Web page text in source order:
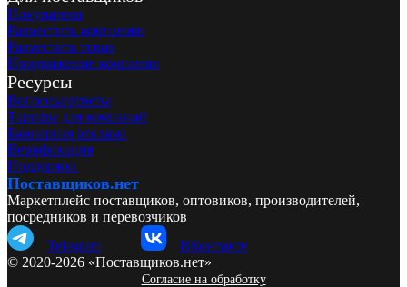
Покупатели
Разместить компанию
Разместить товар
Продвижение компании
Ресурсы
Вопросы/ответы
Тарифы для компаний
Баннерная реклама
Верификация
Поддержка
Поставщиков.нет
Маркетплейс поставщиков, оптовиков, производителей,
посредников и перевозчиков
Telegram
ВКонтакте
© 2020-2026 «Поставщиков.нет»
Согласие на обработку